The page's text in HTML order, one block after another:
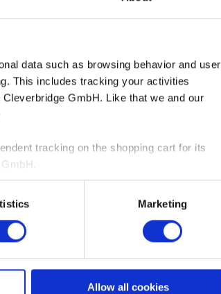
data such as browsing behavior and user
This includes tracking your activities
GmbH. Like that we and our
tracking on the shopping cart for its
consent at any time at our website and the
Marketing
Allow all cookies